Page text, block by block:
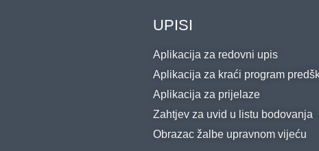
UPISI
Aplikacija za redovni upis
Aplikacija za kraći program
Aplikacija za prijelaze
Zahtjev za uvid u listu bodovanja
Obrazac žalbe upravnom vijeću